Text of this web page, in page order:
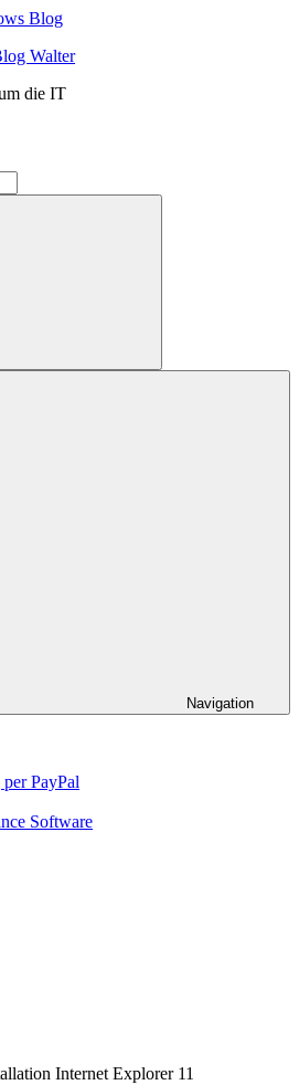
Walter
die IT
Navigation
PayPal
Software
Internet Explorer 11